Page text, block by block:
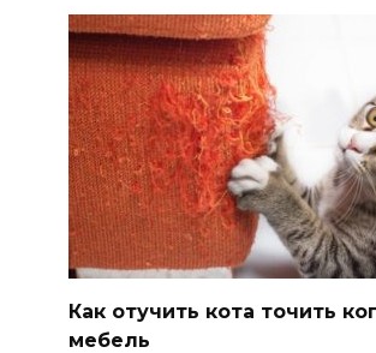
Как отучить кота точить
мебель